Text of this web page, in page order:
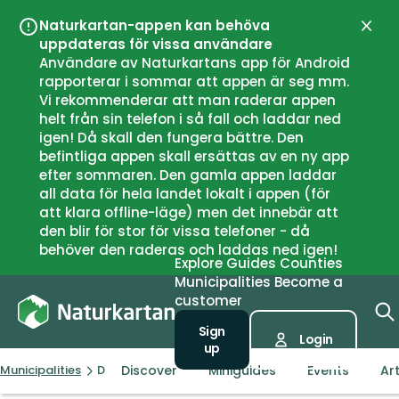
Naturkartan-appen kan behöva
uppdateras för vissa användare
Användare av Naturkartans app för Android
rapporterar i sommar att appen är seg mm.
Vi rekommenderar att man raderar appen
helt från sin telefon i så fall och laddar ned
igen! Då skall den fungera bättre. Den
befintliga appen skall ersättas av en ny app
efter sommaren. Den gamla appen laddar
all data för hela landet lokalt i appen (för
att klara offline-läge) men det innebär att
den blir för stor för vissa telefoner - då
behöver den raderas och laddas ned igen!
Close
Explore Guides Counties
Municipalities Become a
customer
Sign
up
Login
Municipalities DoroteaDiscover Miniguides Events